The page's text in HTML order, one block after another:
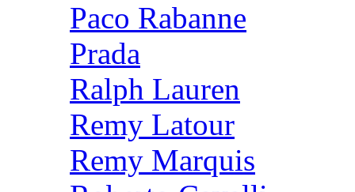
Paco Rabanne
Prada
Ralph Lauren
Remy Latour
Remy Marquis